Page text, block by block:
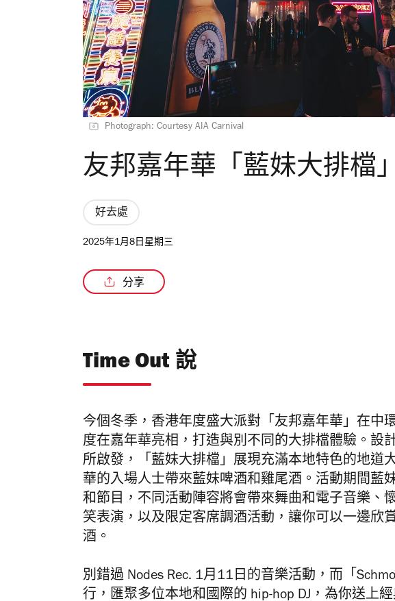
Photograph: Courtesy AIA Carnival
友邦嘉年華「藍妹大排檔」
好去處
2025年1月8日星期三
分享
Time Out 說
今個冬季，香港年度盛大派對「友邦嘉年華」在中
度在嘉年華亮相，打造與別不同的大排檔體驗。設
所啟發，「藍妹大排檔」展現充滿本地特色的地道
華的入場人士帶來藍妹啤酒和雞尾酒。活動期間藍
和節目，不同活動陣容將會帶來舞曲和電子音樂、
笑表演，以及限定客席調酒活動，讓你可以一邊欣
酒。
別錯過 Nodes Rec. 1月11日的音樂活動，而「
行，匯聚多位本地和國際的 hip-hop DJ，為你送上經